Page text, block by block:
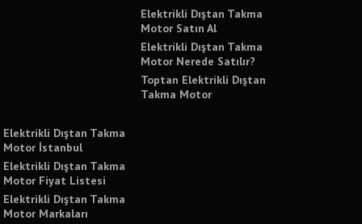
Elektrikli Dıştan Takma
Motor Satın Al
Elektrikli Dıştan Takma
Motor Nerede Satılır?
Toptan Elektrikli Dıştan
Takma Motor
Elektrikli Dıştan Takma
Motor İstanbul
Elektrikli Dıştan Takma
Motor Fiyat Listesi
Elektrikli Dıştan Takma
Motor Markaları